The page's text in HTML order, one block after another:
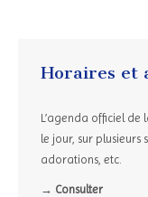
Horaires et
L’agenda officiel de
le jour, sur plusieurs
adorations, etc.
→ Consulter